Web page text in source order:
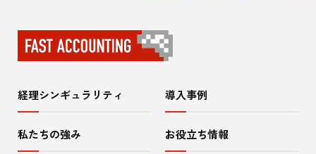
サ
イ
経理シンギュラリティ
私たちの強み
導入事例
お役立ち情報